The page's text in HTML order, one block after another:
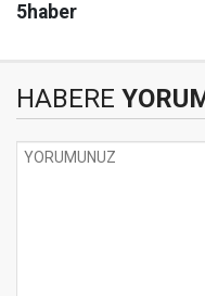
5haber
HABERE